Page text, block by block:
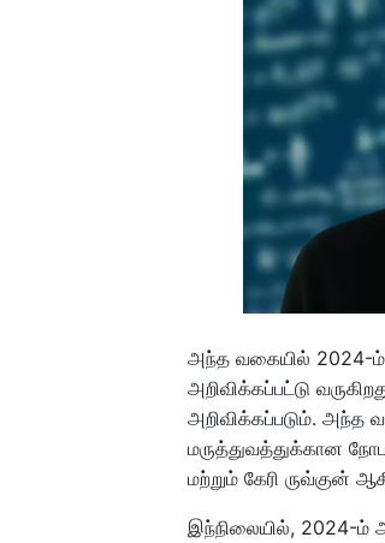
அந்த வகையில் 2024-
அறிவிக்கப்பட்டு
அறிவிக்கப்படும். அந்த
மருத்துவத்துக்கான
மற்றும் கேரி ருவ்குன்
இந்நிலையில், 2024-ம்